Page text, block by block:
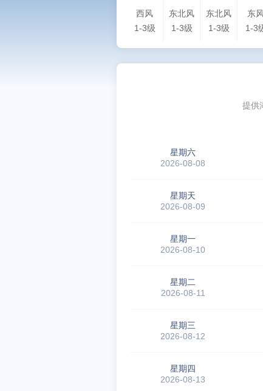
西风
1-3级
东北风
1-3级
东北风
1-3级
东
1-3
提供
星期六
2026-08-08
星期天
2026-08-09
星期一
2026-08-10
星期二
2026-08-11
星期三
2026-08-12
星期四
2026-08-13